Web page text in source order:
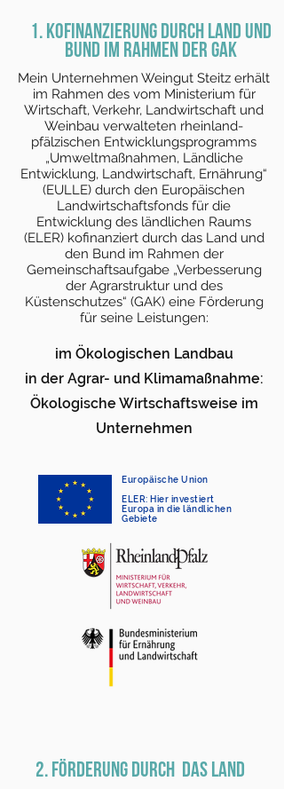
1. Kofinanzierung durch Land und
Bund im Rahmen der GAK
Mein Unternehmen Weingut Steitz erhält
im Rahmen des vom Ministerium für
Wirtschaft, Verkehr, Landwirtschaft und
Weinbau verwalteten rheinland-
pfälzischen Entwicklungsprogramms
„Umweltmaßnahmen, Ländliche
Entwicklung, Landwirtschaft, Ernährung“
(EULLE) durch den Europäischen
Landwirtschaftsfonds für die
Entwicklung des ländlichen Raums
(ELER) kofinanziert durch das Land und
den Bund im Rahmen der
Gemeinschaftsaufgabe „Verbesserung
der Agrarstruktur und des
Küstenschutzes“ (GAK) eine Förderung
für seine Leistungen:
im Ökologischen Landbau
in der Agrar- und Klimamaßnahme:
Ökologische Wirtschaftsweise im
Unternehmen
Europäische Union
ELER: Hier investiert
Europa in die ländlichen
Gebiete
2. Förderung durch DAS Land